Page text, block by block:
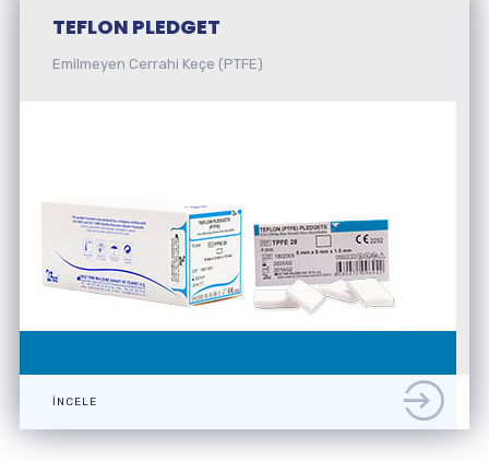
TEFLON PLEDGET
Emilmeyen Cerrahi Keçe (PTFE)
İNCELE